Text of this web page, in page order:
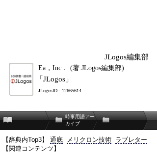
JLogos編集部
Ea，Inc． (著:JLogos編集部)
「JLogos」
JLogosID : 12665614
時事用語アー
カイブ
【辞典内Top3】 通底 メリクロン技術 ラブレター
【関連コンテンツ】